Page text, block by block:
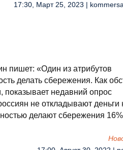
17:30, Март 25, 2023 |
пишет: «Один из атрибутов
делать сбережения. Как
показывает недавний опрос
не откладывают деньги
делают сбережения